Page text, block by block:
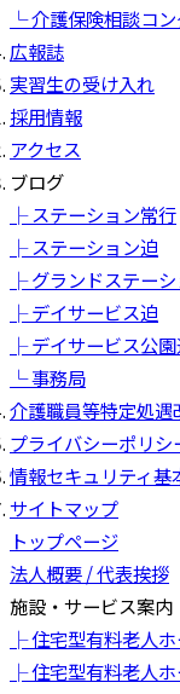
└ 介護保険相談コ
広報誌
実習生の受け入れ
採用情報
アクセス
ブログ
├ ステーション常行
├ ステーション迫
├ グランドステー
├ デイサービス迫
├ デイサービス公園
└ 事務局
介護職員等特定処遇
プライバシーポリシ
情報セキュリティ基
サイトマップ
トップページ
法人概要 / 代表挨拶
施設・サービス案内
├ 住宅型有料老人
├ 住宅型有料老人